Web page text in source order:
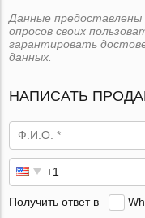
Данные предоставлены
опросов своих
гарантировать
данных.
НАПИСАТЬ
Получить ответ в